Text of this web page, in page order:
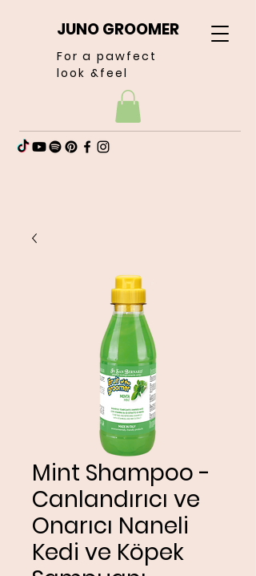
JUNO GROOMER
For a pawfect
look &feel
Mint Shampoo -
Canlandırıcı ve
Onarıcı Naneli
Kedi ve Köpek